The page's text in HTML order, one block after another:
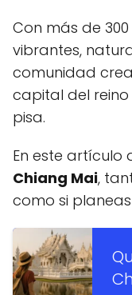
Con más de
vibrantes,
comunidad
capital del
pisa.
En este artículo
Chiang Mai,
como si